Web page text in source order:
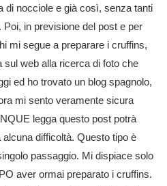
di nocciole e già così, senza tanti
in previsione del post e per
mi segue a preparare i cruffins,
web alla ricerca di foto che
ed ho trovato un blog spagnolo,
mi sento veramente sicura
legga questo post potrà
difficoltà. Questo tipo è
passaggio. Mi dispiace solo
aver ormai preparato i cruffins.